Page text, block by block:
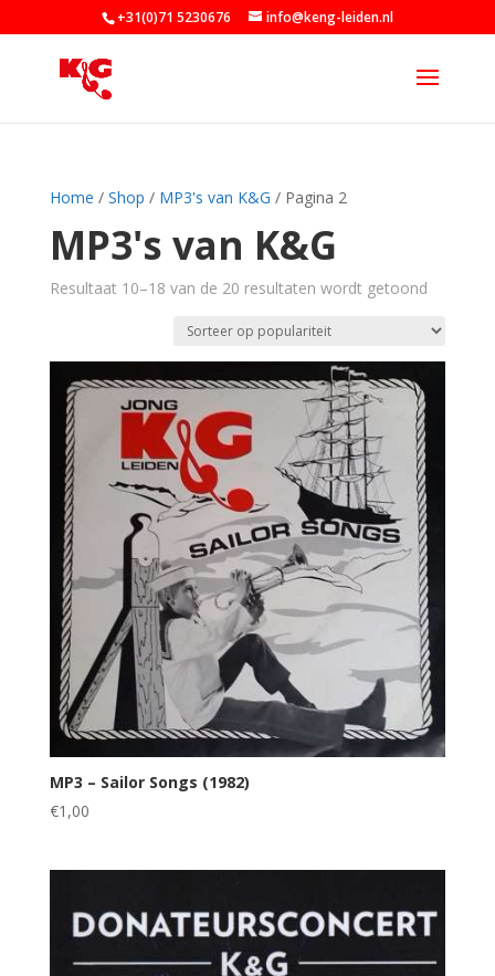
+31(0)71 5230676 info@keng-leiden.nl
Home / Shop / MP3's van K&G / Pagina 2
MP3's van K&G
Resultaat 10–18 van de 20 resultaten wordt getoond
MP3 – Sailor Songs (1982)
€1,00